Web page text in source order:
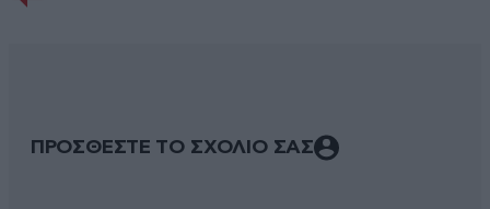
ΠΡΟΣΘΕΣΤΕ ΤΟ ΣΧΟΛΙΟ ΣΑΣ